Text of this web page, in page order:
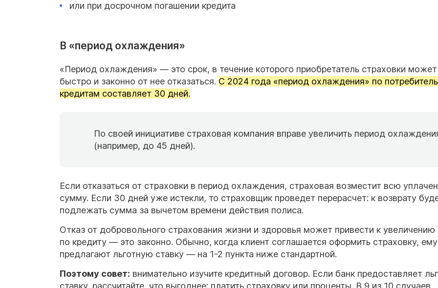
или при досрочном погашении кредита
В «период охлаждения»
«Период охлаждения» — это срок, в течение которого приобретатель страховки может
быстро и законно от нее отказаться. С 2024 года «период охлаждения» по
кредитам составляет 30 дней.
По своей инициативе страховая компания вправе увеличить период
(например, до 45 дней).
Если отказаться от страховки в период охлаждения, страховая возместит всю
сумму. Если 30 дней уже истекли, то страховщик проведет перерасчет: к возврату
подлежать сумма за вычетом времени действия полиса.
Отказ от добровольного страхования жизни и здоровья может привести к увеличению
по кредиту — это законно. Обычно, когда клиент соглашается оформить страховку, ему
предлагают льготную ставку — на 1-2 пункта ниже стандартной.
Поэтому совет: внимательно изучите кредитный договор. Если банк предоставляет
ставку, рассчитайте, что выгоднее: платить страховку или проценты. В 9 из 10 случаев